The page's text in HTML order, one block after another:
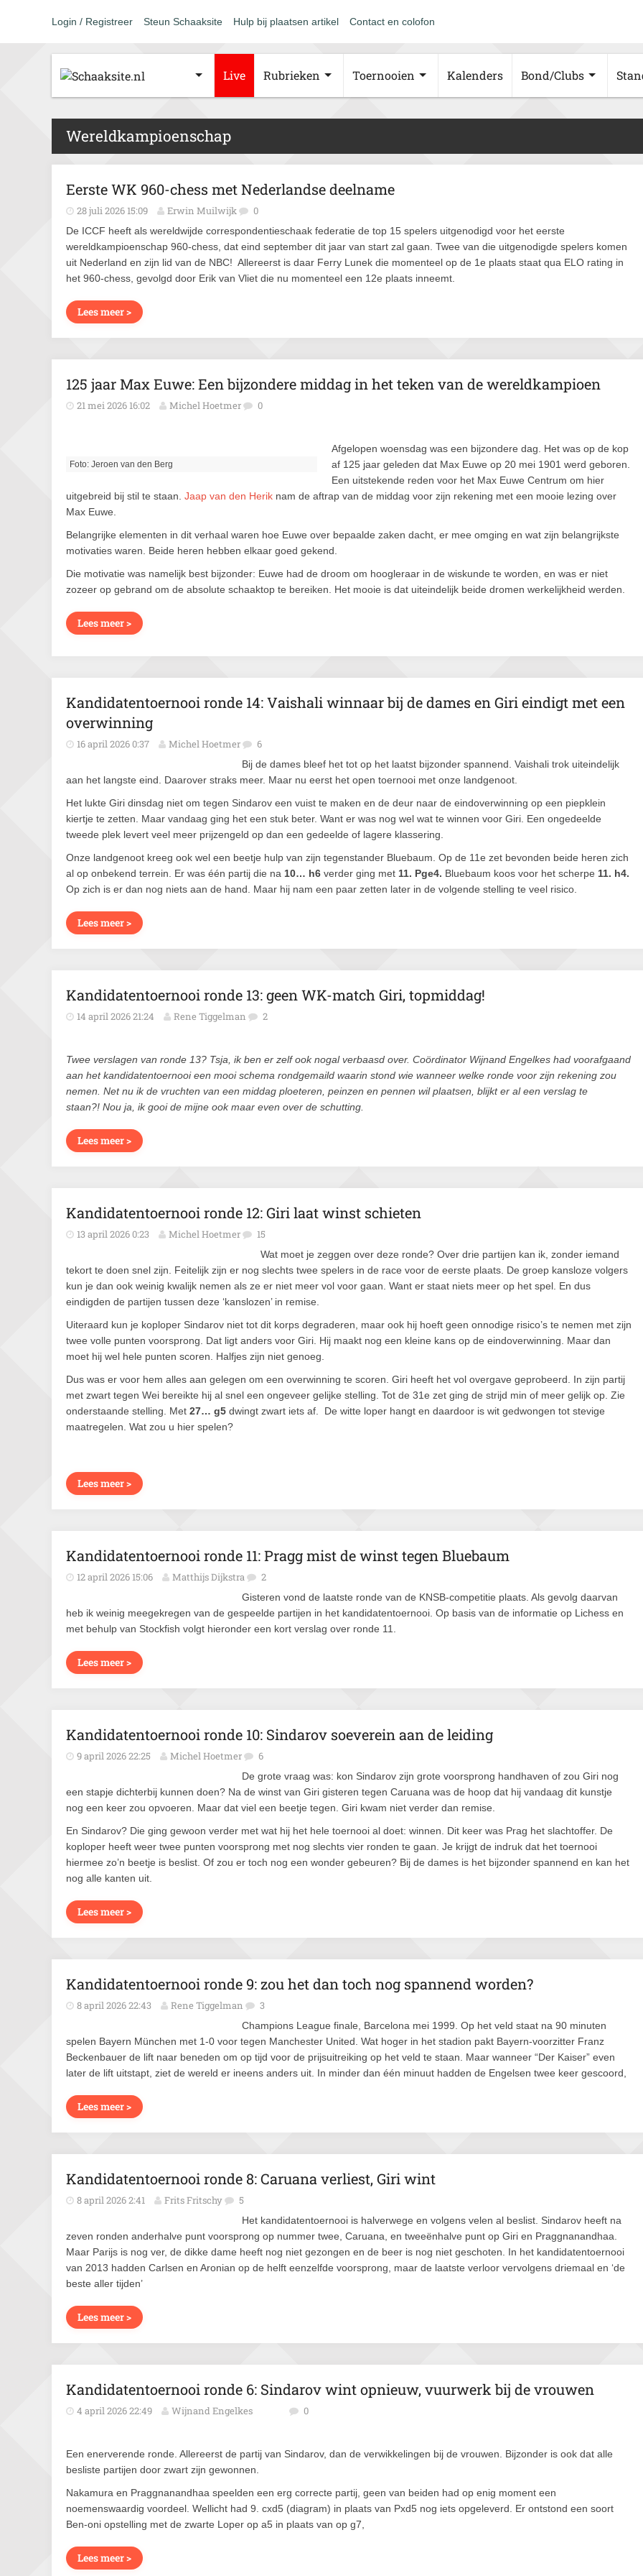
Login / Registreer Steun Schaaksite Hulp bij plaatsen artikel Contact en colofon
Live Rubrieken Toernooien Kalenders Bond/Clubs
Wereldkampioenschap
Eerste WK 960-chess met Nederlandse deelname
28 juli 2026 15:09 Erwin Muilwijk 0
De ICCF heeft als wereldwijde correspondentieschaak federatie de top 15 spelers uitgenodigd voor het eerste
wereldkampioenschap 960-chess, dat eind september dit jaar van start zal gaan. Twee van die uitgenodigde spelers komen
uit Nederland en zijn lid van de NBC! Allereerst is daar Ferry Lunek die momenteel op de 1e plaats staat qua ELO rating in
het 960-chess, gevolgd door Erik van Vliet die nu momenteel een 12e plaats inneemt.
Lees meer >
125 jaar Max Euwe: Een bijzondere middag in het teken van de wereldkampioen
21 mei 2026 16:02 Michel Hoetmer 0
Foto: Jeroen van den Berg
Afgelopen woensdag was een bijzondere dag. Het was op de kop
af 125 jaar geleden dat Max Euwe op 20 mei 1901 werd geboren.
Een uitstekende reden voor het Max Euwe Centrum om hier
uitgebreid bij stil te staan. Jaap van den Herik nam de aftrap van de middag voor zijn rekening met een mooie lezing over
Max Euwe.
Belangrijke elementen in dit verhaal waren hoe Euwe over bepaalde zaken dacht, er mee omging en wat zijn belangrijkste
motivaties waren. Beide heren hebben elkaar goed gekend.
Die motivatie was namelijk best bijzonder: Euwe had de droom om hoogleraar in de wiskunde te worden, en was er niet
zozeer op gebrand om de absolute schaaktop te bereiken. Het mooie is dat uiteindelijk beide dromen werkelijkheid werden.
Lees meer >
Kandidatentoernooi ronde 14: Vaishali winnaar bij de dames en Giri eindigt met een
overwinning
16 april 2026 0:37 Michel Hoetmer 6
Bij de dames bleef het tot op het laatst bijzonder spannend. Vaishali trok uiteindelijk
aan het langste eind. Daarover straks meer. Maar nu eerst het open toernooi met onze landgenoot.
Het lukte Giri dinsdag niet om tegen Sindarov een vuist te maken en de deur naar de eindoverwinning op een piepklein
kiertje te zetten. Maar vandaag ging het een stuk beter. Want er was nog wel wat te winnen voor Giri. Een ongedeelde
tweede plek levert veel meer prijzengeld op dan een gedeelde of lagere klassering.
Onze landgenoot kreeg ook wel een beetje hulp van zijn tegenstander Bluebaum. Op de 11e zet bevonden beide heren zich
al op onbekend terrein. Er was één partij die na 10… h6 verder ging met 11. Pge4. Bluebaum koos voor het scherpe 11. h4.
Op zich is er dan nog niets aan de hand. Maar hij nam een paar zetten later in de volgende stelling te veel risico.
Lees meer >
Kandidatentoernooi ronde 13: geen WK-match Giri, topmiddag!
14 april 2026 21:24 Rene Tiggelman 2
Twee verslagen van ronde 13? Tsja, ik ben er zelf ook nogal verbaasd over. Coördinator Wijnand Engelkes had voorafgaand
aan het kandidatentoernooi een mooi schema rondgemaild waarin stond wie wanneer welke ronde voor zijn rekening zou
nemen. Net nu ik de vruchten van een middag ploeteren, peinzen en pennen wil plaatsen, blijkt er al een verslag te
staan?! Nou ja, ik gooi de mijne ook maar even over de schutting.
Lees meer >
Kandidatentoernooi ronde 12: Giri laat winst schieten
13 april 2026 0:23 Michel Hoetmer 15
Wat moet je zeggen over deze ronde? Over drie partijen kan ik, zonder iemand
tekort te doen snel zijn. Feitelijk zijn er nog slechts twee spelers in de race voor de eerste plaats. De groep kansloze volgers
kun je dan ook weinig kwalijk nemen als ze er niet meer vol voor gaan. Want er staat niets meer op het spel. En dus
eindigden de partijen tussen deze ‘kanslozen’ in remise.
Uiteraard kun je koploper Sindarov niet tot dit korps degraderen, maar ook hij hoeft geen onnodige risico’s te nemen met zijn
twee volle punten voorsprong. Dat ligt anders voor Giri. Hij maakt nog een kleine kans op de eindoverwinning. Maar dan
moet hij wel hele punten scoren. Halfjes zijn niet genoeg.
Dus was er voor hem alles aan gelegen om een overwinning te scoren. Giri heeft het vol overgave geprobeerd. In zijn partij
met zwart tegen Wei bereikte hij al snel een ongeveer gelijke stelling. Tot de 31e zet ging de strijd min of meer gelijk op. Zie
onderstaande stelling. Met 27… g5 dwingt zwart iets af. De witte loper hangt en daardoor is wit gedwongen tot stevige
maatregelen. Wat zou u hier spelen?
Lees meer >
Kandidatentoernooi ronde 11: Pragg mist de winst tegen Bluebaum
12 april 2026 15:06 Matthijs Dijkstra 2
Gisteren vond de laatste ronde van de KNSB-competitie plaats. Als gevolg daarvan
heb ik weinig meegekregen van de gespeelde partijen in het kandidatentoernooi. Op basis van de informatie op Lichess en
met behulp van Stockfish volgt hieronder een kort verslag over ronde 11.
Lees meer >
Kandidatentoernooi ronde 10: Sindarov soeverein aan de leiding
9 april 2026 22:25 Michel Hoetmer 6
De grote vraag was: kon Sindarov zijn grote voorsprong handhaven of zou Giri nog
een stapje dichterbij kunnen doen? Na de winst van Giri gisteren tegen Caruana was de hoop dat hij vandaag dit kunstje
nog een keer zou opvoeren. Maar dat viel een beetje tegen. Giri kwam niet verder dan remise.
En Sindarov? Die ging gewoon verder met wat hij het hele toernooi al doet: winnen. Dit keer was Prag het slachtoffer. De
koploper heeft weer twee punten voorsprong met nog slechts vier ronden te gaan. Je krijgt de indruk dat het toernooi
hiermee zo’n beetje is beslist. Of zou er toch nog een wonder gebeuren? Bij de dames is het bijzonder spannend en kan het
nog alle kanten uit.
Lees meer >
Kandidatentoernooi ronde 9: zou het dan toch nog spannend worden?
8 april 2026 22:43 Rene Tiggelman 3
Champions League finale, Barcelona mei 1999. Op het veld staat na 90 minuten
spelen Bayern München met 1-0 voor tegen Manchester United. Wat hoger in het stadion pakt Bayern-voorzitter Franz
Beckenbauer de lift naar beneden om op tijd voor de prijsuitreiking op het veld te staan. Maar wanneer “Der Kaiser” even
later de lift uitstapt, ziet de wereld er ineens anders uit. In minder dan één minuut hadden de Engelsen twee keer gescoord,
Lees meer >
Kandidatentoernooi ronde 8: Caruana verliest, Giri wint
8 april 2026 2:41 Frits Fritschy 5
Het kandidatentoernooi is halverwege en volgens velen al beslist. Sindarov heeft na
zeven ronden anderhalve punt voorsprong op nummer twee, Caruana, en tweeënhalve punt op Giri en Praggnanandhaa.
Maar Parijs is nog ver, de dikke dame heeft nog niet gezongen en de beer is nog niet geschoten. In het kandidatentoernooi
van 2013 hadden Carlsen en Aronian op de helft eenzelfde voorsprong, maar de laatste verloor vervolgens driemaal en ‘de
beste aller tijden’
Lees meer >
Kandidatentoernooi ronde 6: Sindarov wint opnieuw, vuurwerk bij de vrouwen
4 april 2026 22:49 Wijnand Engelkes 0
Een enerverende ronde. Allereerst de partij van Sindarov, dan de verwikkelingen bij de vrouwen. Bijzonder is ook dat alle
besliste partijen door zwart zijn gewonnen.
Nakamura en Praggnanandhaa speelden een erg correcte partij, geen van beiden had op enig moment een
noemenswaardig voordeel. Wellicht had 9. cxd5 (diagram) in plaats van Pxd5 nog iets opgeleverd. Er ontstond een soort
Ben-oni opstelling met de zwarte Loper op a5 in plaats van op g7,
Lees meer >